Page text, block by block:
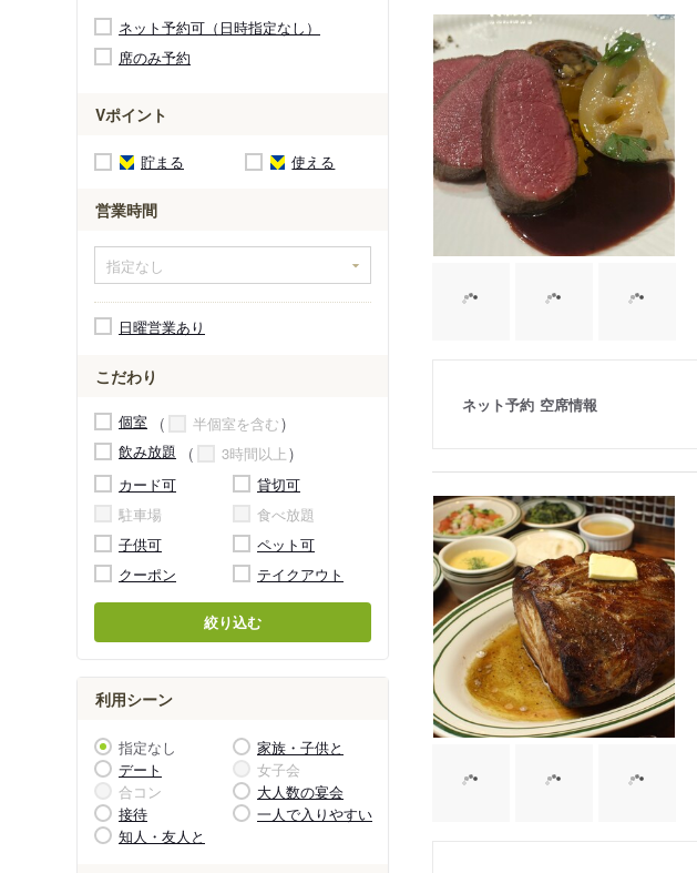
ネット予約可（日時指定なし）
席のみ予約
Vポイント
貯まる 使える
営業時間
日曜営業あり
こだわり
個室
半個室を含む
飲み放題
3時間以上
カード可
貸切可
駐車場
食べ放題
子供可
ペット可
クーポン
テイクアウト
絞り込む
利用シーン
指定なし
家族・子供と
デート
女子会
合コン
大人数の宴会
接待
一人で入りやすい
知人・友人と
ネット予約 空席情報